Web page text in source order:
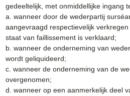
gedeeltelijk, met onmiddellijke ingang
a. wanneer door de wederpartij
aangevraagd respectievelijk
staat van faillissement is verklaard;
b. wanneer de onderneming van
wordt geliquideerd;
c. wanneer de onderneming van de
overgenomen;
d. wanneer op een aanmerkelijk deel